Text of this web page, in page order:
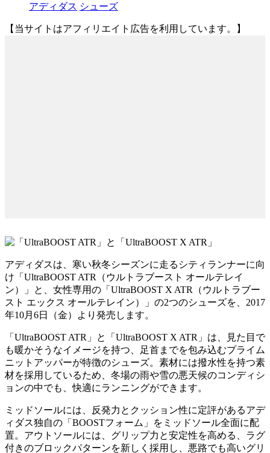
アディダス シューズ
【当サイトはアフィリエイト広告を利用しています。】
アディダスは、寒い秋冬シーズンに走るシティランナーに向
け「UltraBOOST ATR（ウルトラブースト オールテレイ
ン）」と、女性専用の「UltraBOOST X ATR（ウルトラブー
スト エックス オールテレイン）」の2つのシューズを、2017
年10月6日（金）より発売します。
「UltraBOOST ATR」と「UltraBOOST X ATR」は、見た目で
も暖かそうなイメージを持つ、足首までを包み込むプライム
ニットアッパーが特徴のシューズ。素材には撥水性を持つ素
材を採用しているため、冬場の雨や雪の悪天候のコンディシ
ョンの中でも、快適にランニングができます。
ミッドソールには、反発力とクッション性に定評があるアデ
ィダス独自の「BOOSTフォーム」をミッドソール全面に配
置。アウトソールには、グリップ力と安定性を高める、ラグ
付きのブロックパターンを新しく採用し、悪路でも高いグリ